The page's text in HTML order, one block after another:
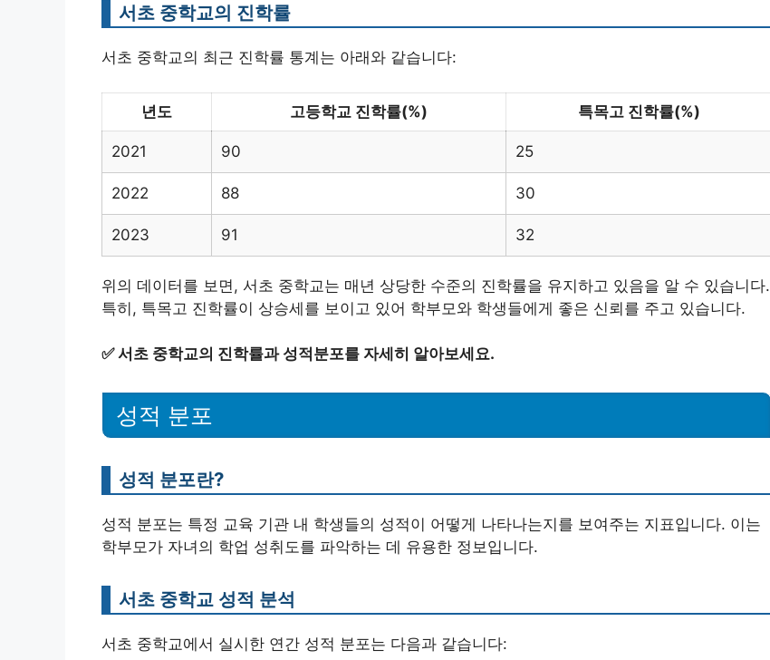
서초 중학교의 진학률
서초 중학교의 최근 진학률 통계는 아래와 같습니다:
년도 고등학교 진학률(%) 특목고 진학률(%)
2021 90 25
2022 88 30
2023 91 32
위의 데이터를 보면, 서초 중학교는 매년 상당한 수준의 진학률을 유지하고 있음을 알 수 있습니다.
특히, 특목고 진학률이 상승세를 보이고 있어 학부모와 학생들에게 좋은 신뢰를 주고 있습니다.
✅서초 중학교의 진학률과 성적분포를 자세히 알아보세요.
성적 분포
성적 분포란?
성적 분포는 특정 교육 기관 내 학생들의 성적이 어떻게 나타나는지를 보여주는 지표입니다. 이는
학부모가 자녀의 학업 성취도를 파악하는 데 유용한 정보입니다.
서초 중학교 성적 분석
서초 중학교에서 실시한 연간 성적 분포는 다음과 같습니다: